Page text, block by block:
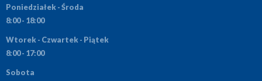
Poniedziałek - Środa
8:00 - 18:00
Wtorek - Czwartek - Piątek
8:00 - 17:00
Sobota